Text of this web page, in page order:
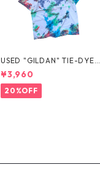
USED "GILDAN" TIE-DYE
EE
¥3,960
20%OFF